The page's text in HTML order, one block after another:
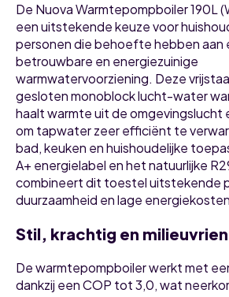
De Nuova Warmtepompboiler 190L
een uitstekende keuze voor
personen die behoefte hebben aan
betrouwbare en energiezuinige
warmwatervoorziening. Deze
gesloten monoblock lucht-water
haalt warmte uit de omgevingslucht
om tapwater zeer efficiënt te
bad, keuken en huishoudelijke
A+ energielabel en het natuurlijke
combineert dit toestel uitstekende
duurzaamheid en lage
Stil, krachtig en
De warmtepompboiler werkt met
dankzij een COP tot 3,0, wat